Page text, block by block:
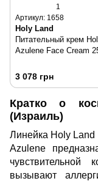
1
Артикул: 1658
Holy Land
Питательный крем
Azulene Face Cream
3 078 грн
Кратко о
(Израиль)
Линейка Holy Land
Azulene
вызывают